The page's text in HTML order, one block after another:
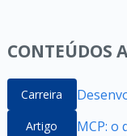
CONTEÚDOS
Carreira
Artigo MCP: o